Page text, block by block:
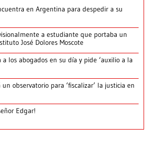
en Argentina para despedir a su
a estudiante que portaba un
José Dolores Moscote
los abogados en su día y pide ‘auxilio a la
un observatorio para ‘fiscalizar’ la justicia en
Edgar!